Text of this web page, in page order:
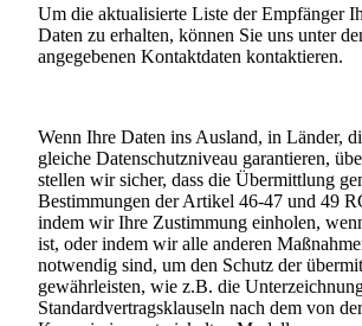
Um die aktualisierte Liste der Empfänger
Daten zu erhalten, können Sie uns unter
angegebenen Kontaktdaten kontaktieren.
Wenn Ihre Daten ins Ausland, in Länder,
gleiche Datenschutzniveau garantieren,
stellen wir sicher, dass die Übermittlung
Bestimmungen der Artikel 46-47 und 49
indem wir Ihre Zustimmung einholen,
ist, oder indem wir alle anderen
notwendig sind, um den Schutz der
gewährleisten, wie z.B. die
Standardvertragsklauseln nach dem von